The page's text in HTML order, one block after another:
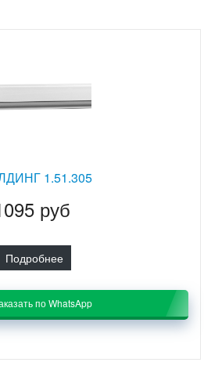
1.51.305
руб
Подробнее
по WhatsApp